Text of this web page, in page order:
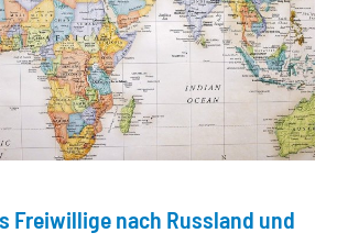
Freiwillige nach Russland und